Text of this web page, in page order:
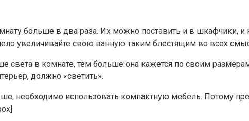
больше в два раза. Их можно поставить и в шкафчики, и
увеличивайте свою ванную таким блестящим во всех
в комнате, тем больше она кажется по своим
должно «светить».
необходимо использовать компактную мебель. Потому